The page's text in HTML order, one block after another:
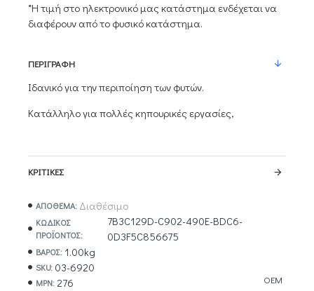
*Η τιμή στο ηλεκτρονικό μας κατάστημα ενδέχεται να
διαφέρουν από το φυσικό κατάστημα.
ΠΕΡΙΓΡΑΦΉ
Ιδανικό για την περιποίηση των φυτών.
Κατάλληλο για πολλές κηπουρικές εργασίες,
ΚΡΙΤΙΚΈΣ
ΑΠΟΘΕΜΑ: Διαθέσιμο
ΚΩΔΙΚΌΣ
ΠΡΟΪΌΝΤΟΣ:
7B3C129D-C902-490E-BDC6-
0D3F5C856675
ΒΆΡΟΣ: 1.00kg
SKU: 03-6920
MPN: 276 OEM